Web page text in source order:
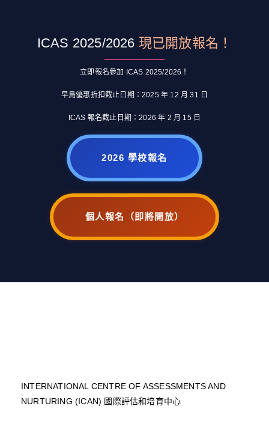
ICAS 2025/2026 現已開放報名！
立即報名參加 ICAS 2025/2026！
早鳥優惠折扣截止日期：2025 年 12 月 31 日
ICAS 報名截止日期：2026 年 2 月 15 日
2026 學校報名
個人報名（即將開放）
INTERNATIONAL CENTRE OF ASSESSMENTS AND
NURTURING (ICAN) 國際評估和培育中心